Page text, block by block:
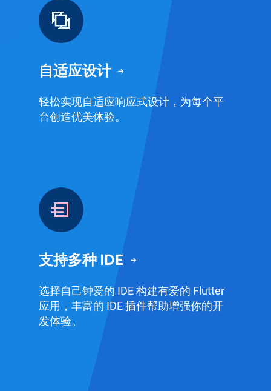
自适应设计
轻松实现自适应响应式设计，为每个平
台创造优美体验。
支持多种 IDE
选择自己钟爱的 IDE 构建有爱的 Flutter
应用，丰富的 IDE 插件帮助增强你的开
发体验。